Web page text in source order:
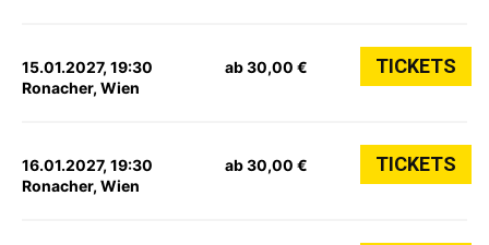
15.01.2027, 19:30
Ronacher, Wien
ab 30,00 € TICKETS
16.01.2027, 19:30
Ronacher, Wien
ab 30,00 € TICKETS